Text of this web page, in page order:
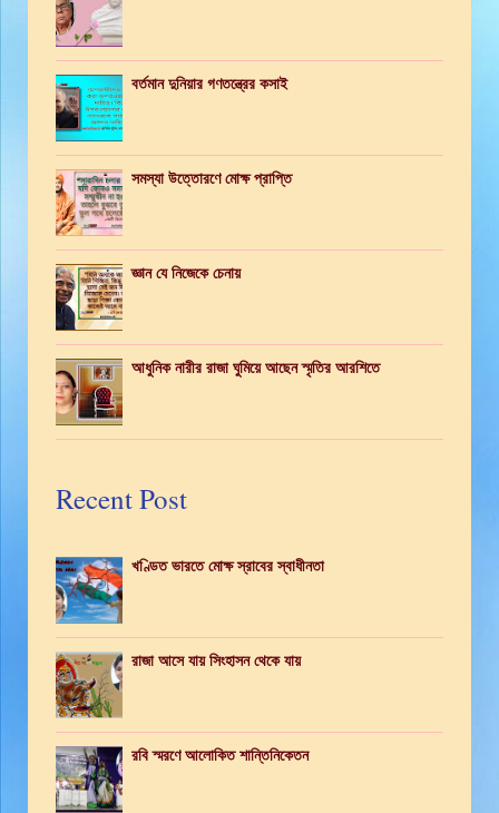
বর্তমান দুনিয়ার গণতন্ত্রের কসাই
সমস্যা উত্তোরণে মোক্ষ প্রাপ্তি
জ্ঞান যে নিজেকে চেনায়
আধুনিক নারীর রাজা ঘুমিয়ে আছেন স্মৃতির আরশিতে
Recent Post
খণ্ডিত ভারতে মোক্ষ স্রাবের স্বাধীনতা
রাজা আসে যায় সিংহাসন থেকে যায়
রবি স্মরণে আলোকিত শান্তিনিকেতন